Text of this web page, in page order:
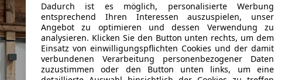
Dadurch ist es möglich, personalisierte Werbung
entsprechend Ihren Interessen auszuspielen, unser
Angebot zu optimieren und dessen Verwendung zu
analysieren. Klicken Sie den Button unten rechts, um dem
Einsatz von einwilligungspflichten Cookies und der damit
verbundenen Verarbeitung personenbezogener Daten
zuzustimmen oder den Button unten links, um eine